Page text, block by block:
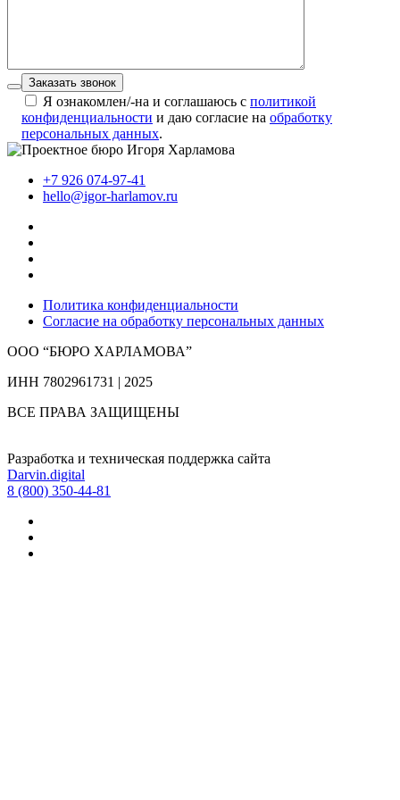
Заказать звонок
Я ознакомлен/-на и соглашаюсь с политикой
конфиденциальности и даю согласие на обработку
персональных данных.
+7 926 074-97-41
hello@igor-harlamov.ru
Политика конфиденциальности
Согласие на обработку персональных данных
ООО “БЮРО ХАРЛАМОВА”
ИНН 7802961731 | 2025
ВСЕ ПРАВА ЗАЩИЩЕНЫ
Разработка и техническая поддержка сайта
Darvin.digital
8 (800) 350-44-81